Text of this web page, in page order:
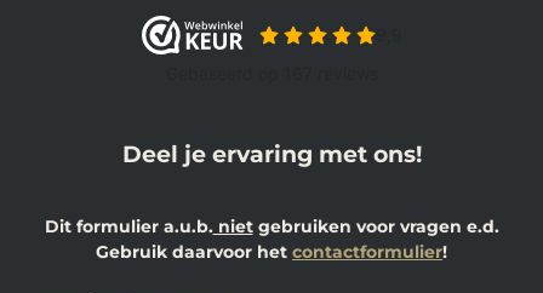
Deel je ervaring met ons!
Dit formulier a.u.b.nietgebruiken voor vragen e.d.
Gebruik daarvoor het contactformulier!